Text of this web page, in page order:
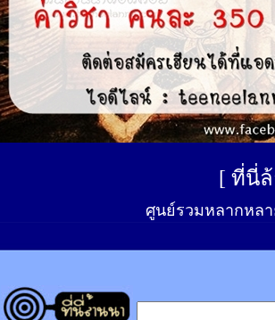
[ ที่นี่
ศูนย์รวมหลากหลา